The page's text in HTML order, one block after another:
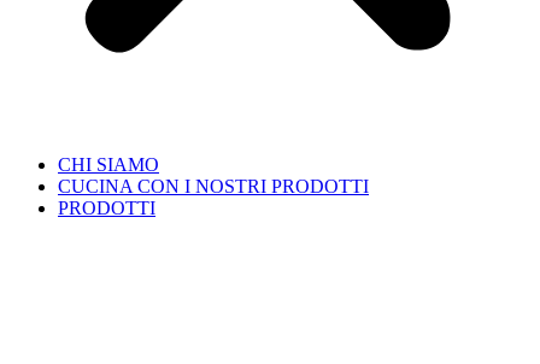
CHI SIAMO
CUCINA CON I NOSTRI PRODOTTI
PRODOTTI